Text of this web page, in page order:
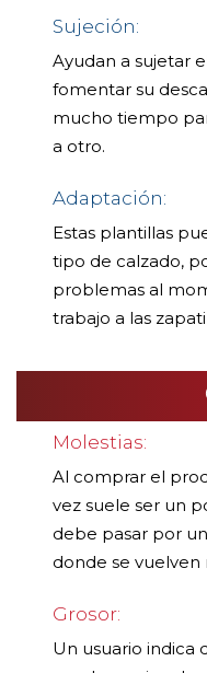
Sujeción:
Ayudan a sujetar
fomentar su
mucho tiempo
a otro.
Adaptación:
Estas plantillas
tipo de calzado,
problemas al
trabajo a las
Molestias:
Al comprar el
vez suele ser un
debe pasar por
donde se
Grosor:
Un usuario indica